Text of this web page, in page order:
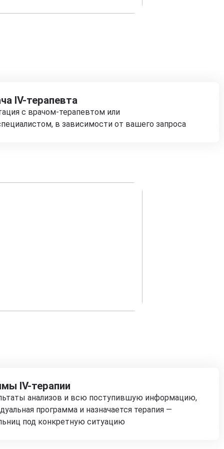
IV-терапевта
с врачом-терапевтом или
в зависимости от вашего запроса
IV-терапии
анализов и всю поступившую информацию,
программа и назначается терапия —
под конкретную ситуацию